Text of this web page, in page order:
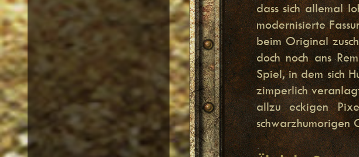
dass sich allemal
modernisierte
beim Original
doch noch ans
Spiel, in dem sich
zimperlich
allzu eckigen
schwarzhumorigen